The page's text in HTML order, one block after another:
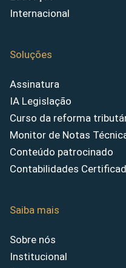
Internacional
Soluções
Assinatura
IA Legislação
Curso da reforma
Monitor de Notas
Conteúdo patrocinado
Contabilidades
Saiba mais
Sobre nós
Institucional